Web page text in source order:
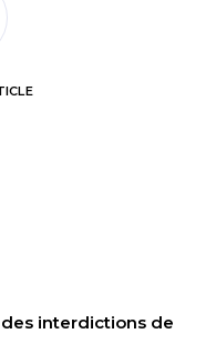
interdictions de